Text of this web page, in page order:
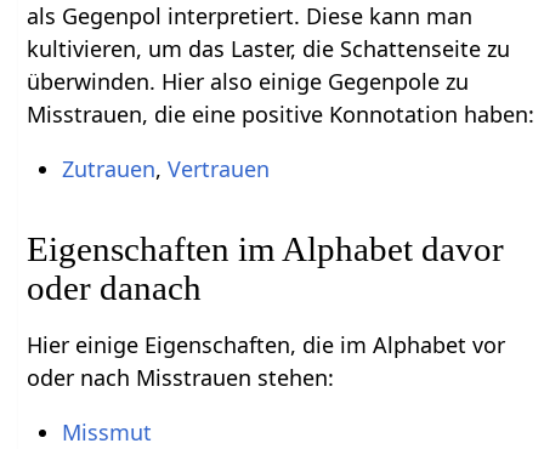
als Gegenpol interpretiert. Diese kann man
kultivieren, um das Laster, die Schattenseite zu
überwinden. Hier also einige Gegenpole zu
Misstrauen, die eine positive Konnotation haben:
Zutrauen, Vertrauen
Eigenschaften im Alphabet davor
oder danach
Hier einige Eigenschaften, die im Alphabet vor
oder nach Misstrauen stehen:
Missmut